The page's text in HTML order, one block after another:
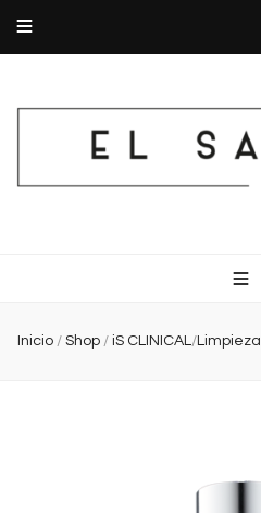
Inicio / Shop / iS CLINICAL/Limpieza